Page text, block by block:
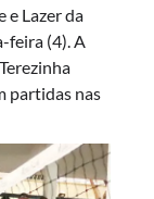
e Lazer da
feira (4). A
partidas nas